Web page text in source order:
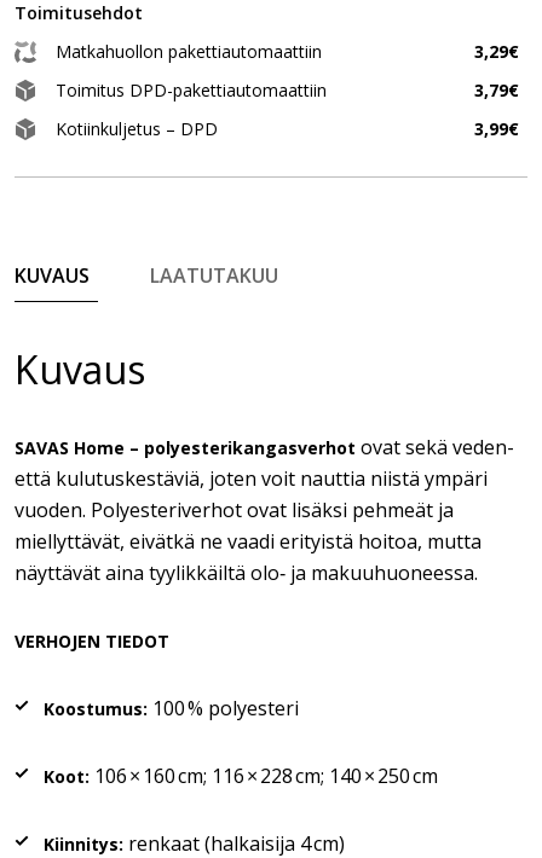
Toimitusehdot
Matkahuollon pakettiautomaattiin
3,29€
Toimitus DPD-pakettiautomaattiin
3,79€
Kotiinkuljetus – DPD
3,99€
KUVAUS LAATUTAKUU
Kuvaus
SAVAS Home – polyesterikangasverhot ovat sekä veden-
että kulutuskestäviä, joten voit nauttia niistä ympäri
vuoden. Polyesteriverhot ovat lisäksi pehmeät ja
miellyttävät, eivätkä ne vaadi erityistä hoitoa, mutta
näyttävät aina tyylikkäiltä olo‑ ja makuuhuoneessa.
VERHOJEN TIEDOT
Koostumus: 100 % polyesteri
Koot: 106 × 160 cm; 116 × 228 cm; 140 × 250 cm
Kiinnitys: renkaat (halkaisija 4 cm)